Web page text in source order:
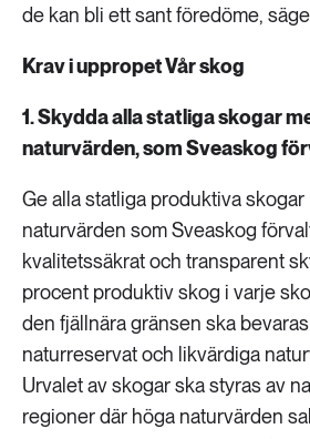
de kan bli ett sant föredöme,
Krav i uppropet Vår skog
1. Skydda alla statliga skogar
naturvärden, som Sveaskog
Ge alla statliga produktiva skogar
naturvärden som Sveaskog
kvalitetssäkrat och transparent
procent produktiv skog i varje
den fjällnära gränsen ska
naturreservat och likvärdiga
Urvalet av skogar ska styras av
regioner där höga naturvärden